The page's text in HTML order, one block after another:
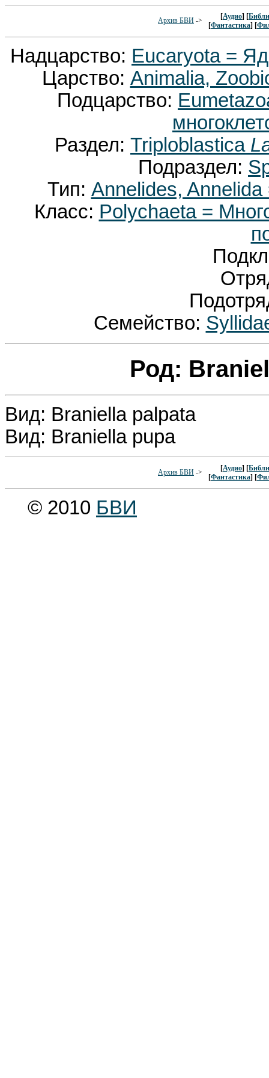
Архив БВИ -> [Аудио] [
[Фантастика] [
Надцарство: Eucaryota =
Царство: Animalia,
Подцарство:
Раздел: Triploblastica
Подраздел:
Тип: Annelides,
Класс: Polychaeta =
Семейство:
Род:
Вид: Braniella palpata
Вид: Braniella pupa
Архив БВИ -> [Аудио] [
[Фантастика] [
© 2010 БВИ